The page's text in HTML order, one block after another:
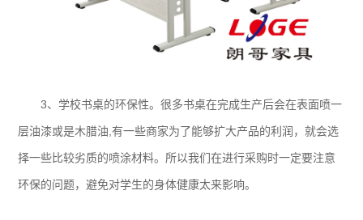
3、学校书桌的环保性。很多书桌在完成生产后会在表面喷一
层油漆或是木腊油,有一些商家为了能够扩大产品的利润，就会选
择一些比较劣质的喷涂材料。所以我们在进行采购时一定要注意
环保的问题，避免对学生的身体健康太来影响。